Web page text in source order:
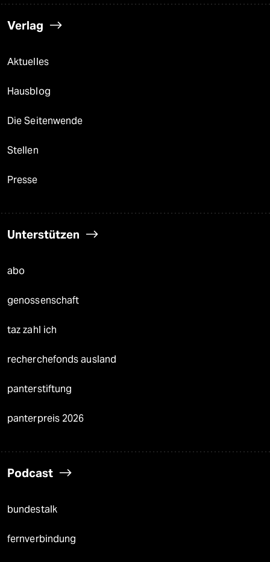
Verlag
Aktuelles
Hausblog
Die Seitenwende
Stellen
Presse
Unterstützen
abo
genossenschaft
taz zahl ich
recherchefonds ausland
panterstiftung
panterpreis 2026
Podcast
bundestalk
fernverbindung